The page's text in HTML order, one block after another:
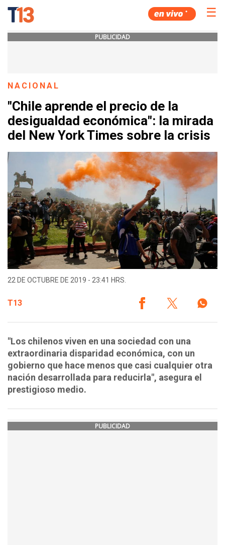
☰
PUBLICIDAD
NACIONAL
"Chile aprende el precio de la
desigualdad económica": la mirada
del New York Times sobre la crisis
22 DE OCTUBRE DE 2019 - 23:41 HRS.
T13
"Los chilenos viven en una sociedad con una
extraordinaria disparidad económica, con un
gobierno que hace menos que casi cualquier otra
nación desarrollada para reducirla", asegura el
prestigioso medio.
PUBLICIDAD